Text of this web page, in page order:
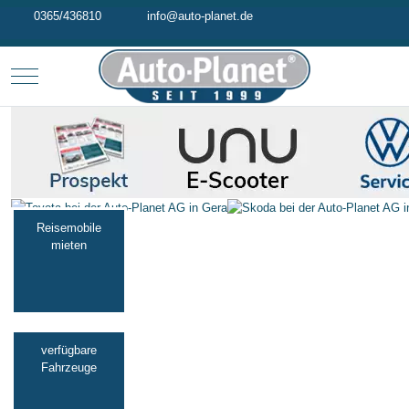
0365/436810 info@auto-planet.de
Mobile Menu Toggle
Reisemobile
mieten
verfügbare
Fahrzeuge